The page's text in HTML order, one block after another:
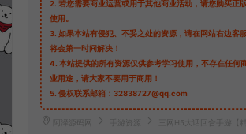
2. 若您需要商业运营或用于其他商业活动，请您购买正
使用。
3. 如果本站有侵犯、不妥之处的资源，请在网站右边客服
将会第一时间解决！
4. 本站提供的所有资源仅供参考学习使用，不存在任何
业用途，请大家不要用于商用！
5. 侵权联系邮箱：32838727@qq.com
阿泽源码网 手游资源
三网H5大话回合手游【